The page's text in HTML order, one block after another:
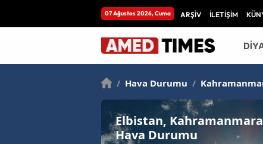
07 Ağustos 2026, Cuma ARŞİV İLETİŞİM
/ Hava Durumu /
Elbistan,
Hava Durumu